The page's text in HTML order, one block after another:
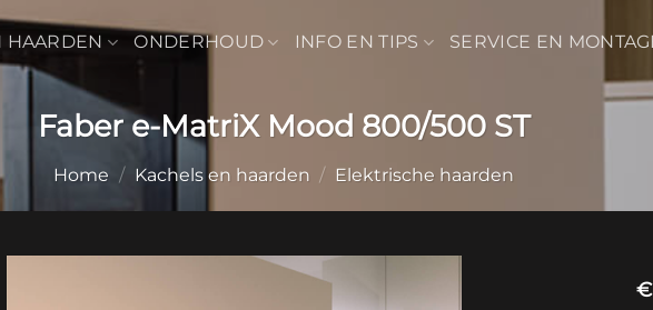
HAARDEN ONDERHOUD INFO EN TIPS SERVICE EN
Faber e-MatriX Mood 800/500 ST
Home / Kachels en haarden / Elektrische haarden
€